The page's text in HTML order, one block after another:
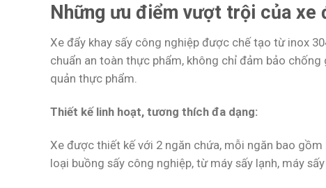
Những ưu điểm vượt trội của xe
Xe đẩy khay sấy công nghiệp được chế tạo từ inox
chuẩn an toàn thực phẩm, không chỉ đảm bảo
quản thực phẩm.
Thiết kế linh hoạt, tương thích đa dạng:
Xe được thiết kế với 2 ngăn chứa, mỗi ngăn bao
loại buồng sấy công nghiệp, từ máy sấy lạnh, máy